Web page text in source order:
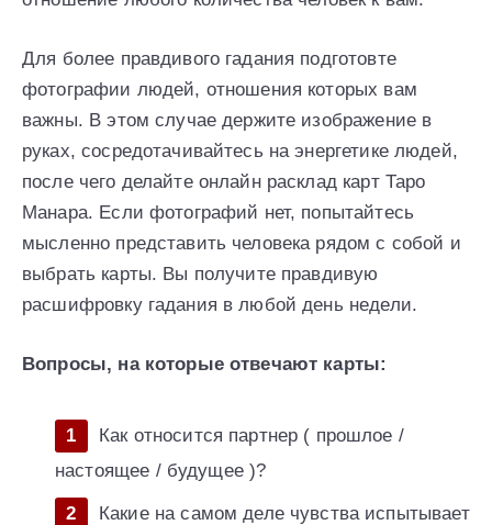
Для более правдивого гадания подготовте
фотографии людей, отношения которых вам
важны. В этом случае держите изображение в
руках, сосредотачивайтесь на энергетике людей,
после чего делайте онлайн расклад карт Таро
Манара. Если фотографий нет, попытайтесь
мысленно представить человека рядом с собой и
выбрать карты. Вы получите правдивую
расшифровку гадания в любой день недели.
Вопросы, на которые отвечают карты:
Как относится партнер ( прошлое /
настоящее / будущее )?
Какие на самом деле чувства испытывает